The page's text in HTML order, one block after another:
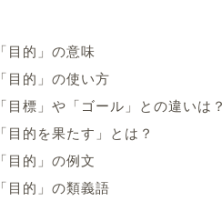
「目的」の意味
「目的」の使い方
「目標」や「ゴール」との違いは？
「目的を果たす」とは？
「目的」の例文
「目的」の類義語